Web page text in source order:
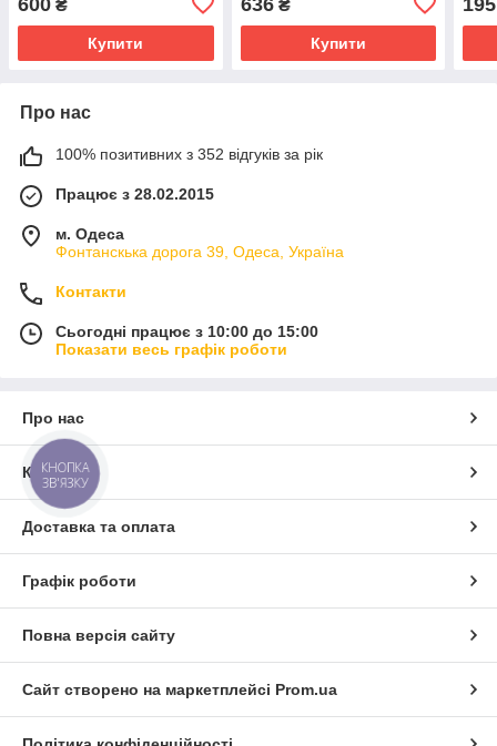
₴
Купити
₴
Купити
Про нас
100% позитивних з 352 відгуків за рік
Працює з 28.02.2015
м. Одеса
Фонтанскька дорога 39, Одеса, Україна
Контакти
Сьогодні працює з 10:00 до 15:00
Показати весь графік роботи
Про нас
Контакти
Доставка та оплата
Графік роботи
Повна версія сайту
Сайт створено на маркетплейсі Prom.ua
КНОПКА
ЗВ'ЯЗКУ